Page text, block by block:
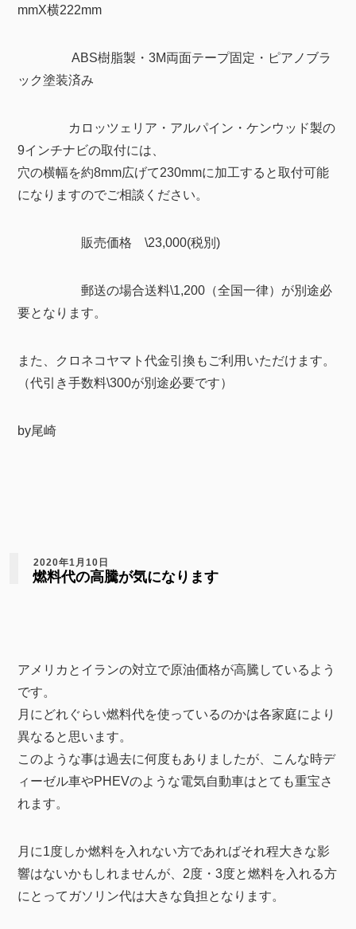
mmX横222mm
ABS樹脂製・3M両面テープ固定・ピアノブラ
ック塗装済み
カロッツェリア・アルパイン・ケンウッド製の
9インチナビの取付には、
穴の横幅を約8mm広げて230mmに加工すると取付可能
になりますのでご相談ください。
販売価格 \23,000(税別)
郵送の場合送料\1,200（全国一律）が別途必
要となります。
また、クロネコヤマト代金引換もご利用いただけます。
（代引き手数料\300が別途必要です）
by尾崎
2020年1月10日
燃料代の高騰が気になります
アメリカとイランの対立で原油価格が高騰しているよう
です。
月にどれぐらい燃料代を使っているのかは各家庭により
異なると思います。
このような事は過去に何度もありましたが、こんな時デ
ィーゼル車やPHEVのような電気自動車はとても重宝さ
れます。
月に1度しか燃料を入れない方であればそれ程大きな影
響はないかもしれませんが、2度・3度と燃料を入れる方
にとってガソリン代は大きな負担となります。